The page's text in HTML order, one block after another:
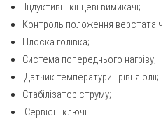
Індуктивні кінцеві вимикачі;
Контроль положення верстата
Плоска голівка;
Система попереднього нагріву;
Датчик температури і рівня олії;
Стабілізатор струму;
Сервісні ключі.